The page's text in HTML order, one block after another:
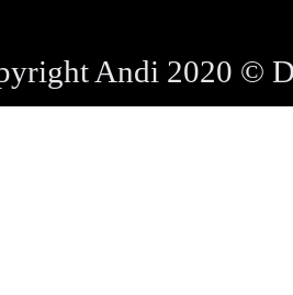
Andi 2020 ©